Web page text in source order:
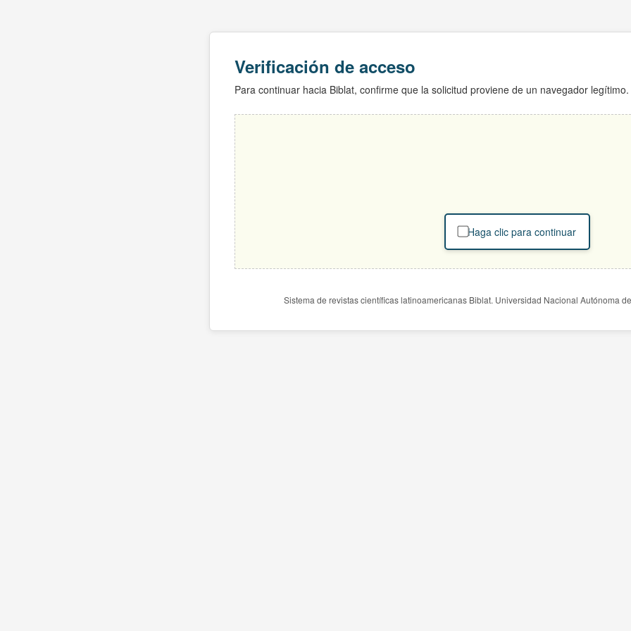
Verificación de acceso
Para continuar hacia Biblat, confirme que la solicitud proviene de un navegador legítimo.
Haga clic para continuar
Sistema de revistas científicas latinoamericanas Biblat. Universidad Nacional Autónoma